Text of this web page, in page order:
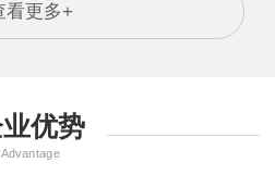
看更多+
优势
Advantage